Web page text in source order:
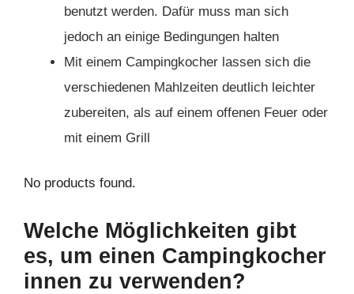
benutzt werden. Dafür muss man sich
jedoch an einige Bedingungen halten
Mit einem Campingkocher lassen sich die
verschiedenen Mahlzeiten deutlich leichter
zubereiten, als auf einem offenen Feuer oder
mit einem Grill
No products found.
Welche Möglichkeiten gibt
es, um einen Campingkocher
innen zu verwenden?